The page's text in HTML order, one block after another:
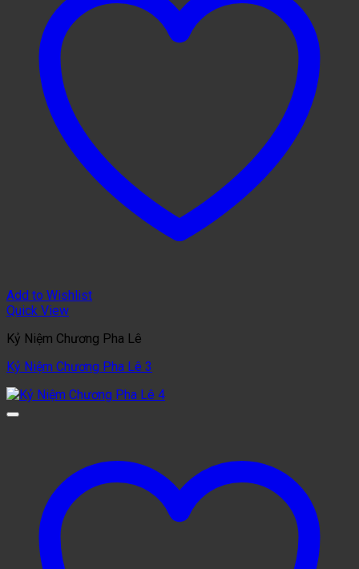
Add to Wishlist
Quick View
Kỷ Niệm Chương Pha Lê
Kỷ Niệm Chương Pha Lê 3